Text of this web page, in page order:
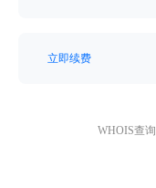
立即续费
WHOIS查询